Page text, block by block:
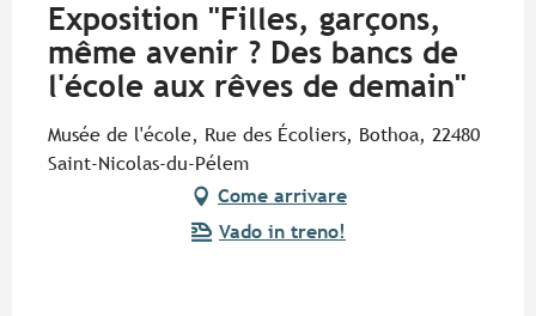
Exposition "Filles, garçons,
même avenir ? Des bancs de
l'école aux rêves de demain"
Musée de l'école, Rue des Écoliers, Bothoa, 22480
Saint-Nicolas-du-Pélem
Come arrivare
Vado in treno!